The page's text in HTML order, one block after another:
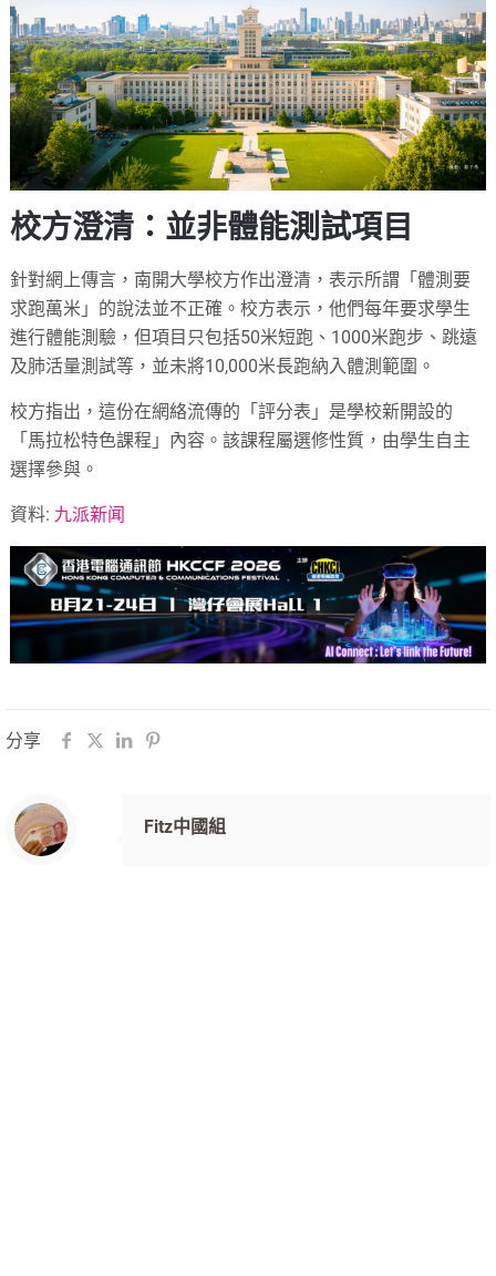
校方澄清：並非體能測試項目
針對網上傳言，南開大學校方作出澄清，表示所謂「體測要
求跑萬米」的說法並不正確。校方表示，他們每年要求學生
進行體能測驗，但項目只包括50米短跑、1000米跑步、跳遠
及肺活量測試等，並未將10,000米長跑納入體測範圍。
校方指出，這份在網絡流傳的「評分表」是學校新開設的
「馬拉松特色課程」內容。該課程屬選修性質，由學生自主
選擇參與。
資料: 九派新闻
分享
Fitz中國組